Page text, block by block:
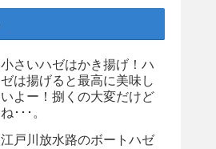
小さいハゼはかき揚げ！ハ
ゼは揚げると最高に美味し
いよー！捌くの大変だけど
ね･･･。
江戸川放水路のボートハゼ